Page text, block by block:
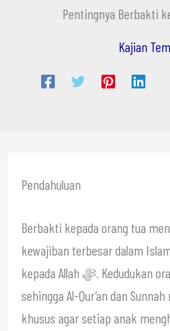
Pentingnya Berbakti
Kajian
Pendahuluan
Berbakti kepada orang tua
kewajiban terbesar dalam
kepada Allah ﷻ. Kedudukan orang tua sangat tinggi,
sehingga Al-Qur’an dan
khusus agar setiap anak